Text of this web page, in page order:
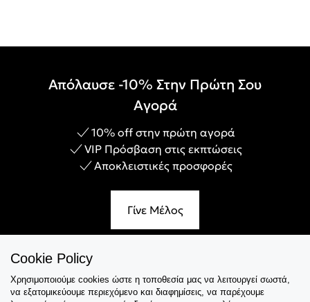
Απόλαυσε -10% Στην Πρώτη Σου
Αγορά
10% off στην πρώτη αγορά
VIP Πρόσβαση στις εκπτώσεις
Αποκλειστικές προσφορές
Γίνε Μέλος
Εξυπηρέτηση
Cookie Policy
Χρησιμοποιούμε cookies ώστε η τοποθεσία μας να λειτουργεί σωστά,
να εξατομικεύουμε περιεχόμενο και διαφημίσεις, να παρέχουμε